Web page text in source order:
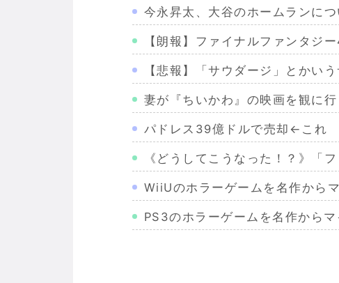
今永昇太、大谷のホームランに
【朗報】ファイナルファンタジ
【悲報】「サウダージ」とかい
妻が『ちいかわ』の映画を観に
パドレス39億ドルで売却←これ
《どうしてこうなった！？》「
WiiUのホラーゲームを名作から
PS3のホラーゲームを名作から
PS2のホラーゲームを名作から